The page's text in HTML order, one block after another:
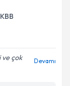
ve çok
Devamı